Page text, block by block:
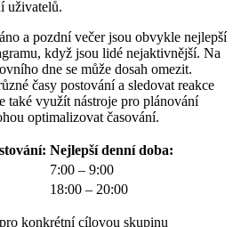
uživatelů.
a pozdní večer jsou obvykle nejlepší
když jsou lidé nejaktivnější. Na
dne se může dosah omezit.
časy postování a sledovat reakce
také využít nástroje pro plánování
optimalizovat časování.
Nejlepší denní doba:
7:00 – 9:00
18:00 – 20:00